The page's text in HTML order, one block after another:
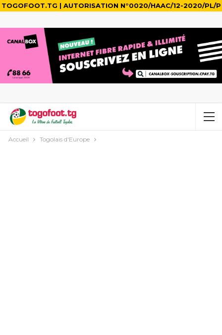
TOGOFOOT.TG | AUTORISATION N°0020/HAAC/12-2020/PL/P
Accueil Togolais d'Europe